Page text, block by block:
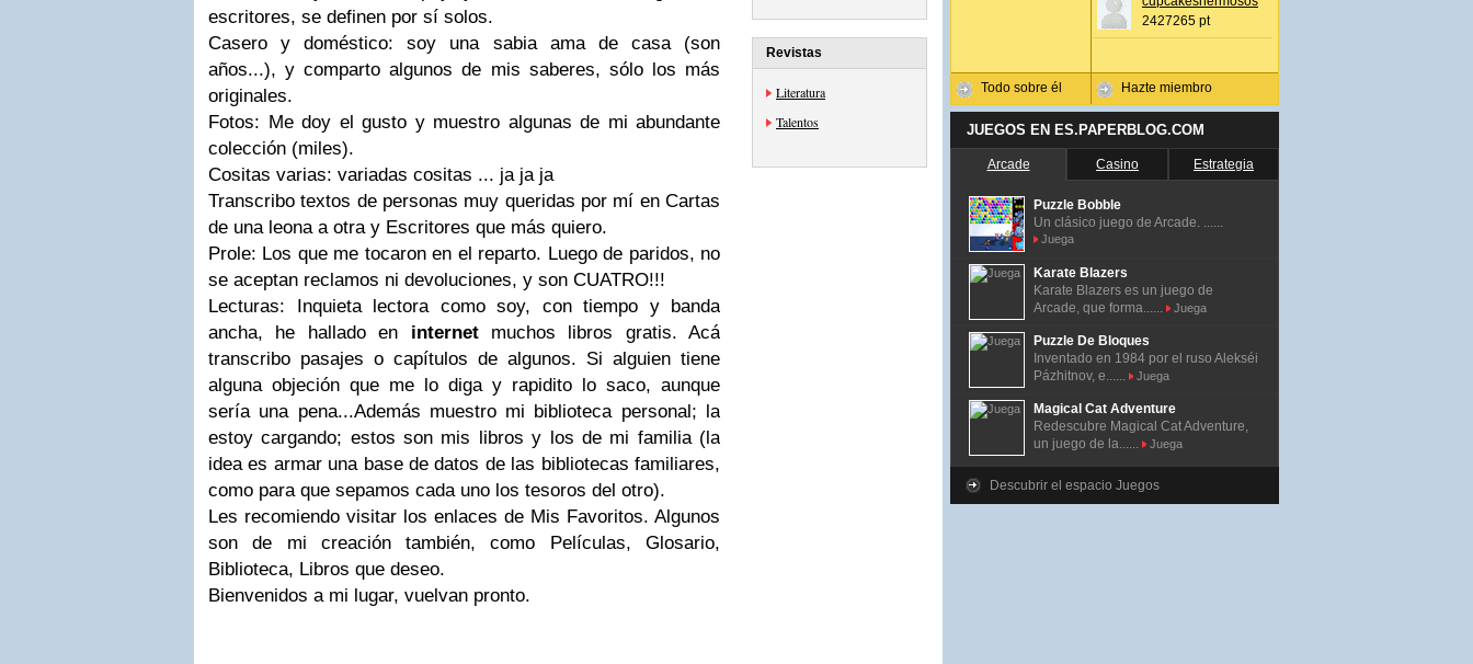
escritores, se definen por sí solos.
Casero y doméstico: soy una sabia ama de casa (son
años...), y comparto algunos de mis saberes, sólo los más
originales.
Fotos: Me doy el gusto y muestro algunas de mi abundante
colección (miles).
Cositas varias: variadas cositas ... ja ja ja
Transcribo textos de personas muy queridas por mí en Cartas
de una leona a otra y Escritores que más quiero.
Prole: Los que me tocaron en el reparto. Luego de paridos, no
se aceptan reclamos ni devoluciones, y son CUATRO!!!
Lecturas: Inquieta lectora como soy, con tiempo y banda
ancha, he hallado en internetmuchos libros gratis. Acá
transcribo pasajes o capítulos de algunos. Si alguien tiene
alguna objeción que me lo diga y rapidito lo saco, aunque
sería una pena...Además muestro mi biblioteca personal; la
estoy cargando; estos son mis libros y los de mi familia (la
idea es armar una base de datos de las bibliotecas familiares,
como para que sepamos cada uno los tesoros del otro).
Les recomiendo visitar los enlaces de Mis Favoritos. Algunos
son de mi creación también, como Películas, Glosario,
Biblioteca, Libros que deseo.
Bienvenidos a mi lugar, vuelvan pronto.
Revistas
Literatura
Talentos
Todo sobre él
2427265 pt
Hazte miembro
JUEGOS EN ES.PAPERBLOG.COM
Arcade Casino Estrategia
Puzzle Bobble
Un clásico juego de Arcade. ......
Juega
Karate Blazers
Karate Blazers es un juego de
Arcade, que forma......
Juega
Puzzle De Bloques
Inventado en 1984 por el ruso Alekséi
Pázhitnov, e......
Juega
Magical Cat Adventure
Redescubre Magical Cat Adventure,
un juego de la......
Juega
Descubrir el espacio Juegos